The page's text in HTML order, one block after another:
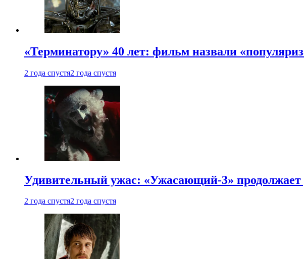
«Терминатору» 40 лет: фильм назвали
2 года спустя2 года спустя
Удивительный ужас: «Ужасающий-3»
2 года спустя2 года спустя